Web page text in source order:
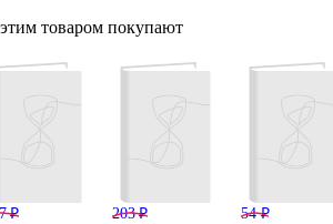
товаром покупают
₽ 203 ₽ 54 ₽